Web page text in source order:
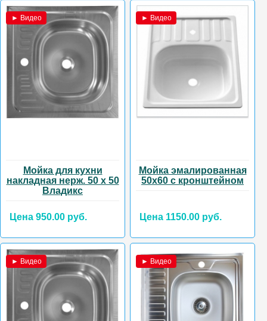
► Видео
Мойка для кухни
накладная нерж. 50 х 50
Владикс
Цена 950.00 руб.
► Видео
Мойка эмалированная
50х60 с кронштейном
Цена 1150.00 руб.
► Видео ► Видео